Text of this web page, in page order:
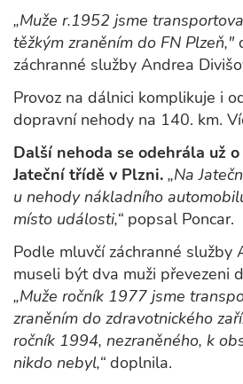
„Muže r.1952 jsme
těžkým zraněním do FN Plzeň,"
záchranné služby Andrea
Provoz na dálnici komplikuje i
dopravní nehody na 140. km.
Další nehoda se odehrála už
Jateční třídě v Plzni. „Na
u nehody nákladního
místo události,“ popsal Poncar.
Podle mluvčí záchranné služby
museli být dva muži převezeni
„Muže ročník 1977 jsme
zraněním do zdravotnického
ročník 1994, nezraněného, k
nikdo nebyl,“ doplnila.